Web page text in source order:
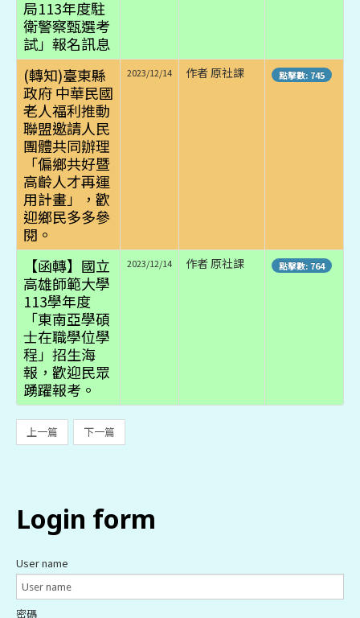
局113年度駐
衛警察甄選考
試」報名訊息
(轉知)臺東縣
政府 中華民國
老人福利推動
聯盟邀請人民
團體共同辦理
「偏鄉共好暨
高齡人才再運
用計畫」，歡
迎鄉民多多參
閱。
2023/12/14 作者 原社課 點擊數: 745
【函轉】國立
高雄師範大學
113學年度
「東南亞學碩
士在職學位學
程」招生海
報，歡迎民眾
踴躍報考。
2023/12/14 作者 原社課 點擊數: 764
上一篇 下一篇
login form
User name
密碼